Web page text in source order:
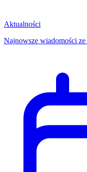
Aktualności
Najnowsze wiadomości